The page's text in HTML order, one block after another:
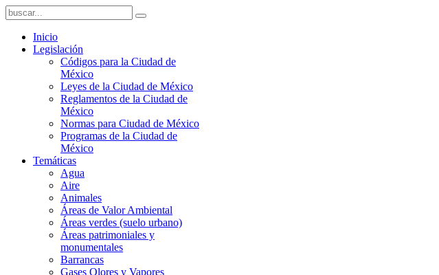
Inicio
Legislación
Códigos para la Ciudad de
México
Leyes de la Ciudad de México
Reglamentos de la Ciudad de
México
Normas para Ciudad de México
Programas de la Ciudad de
México
Temáticas
Agua
Aire
Animales
Áreas de Valor Ambiental
Áreas verdes (suelo urbano)
Áreas patrimoniales y
monumentales
Barrancas
Gases Olores y Vapores